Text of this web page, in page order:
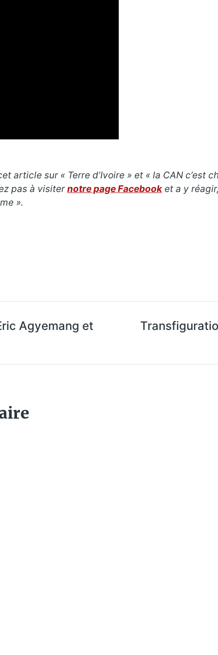
article sur « Terre d’Ivoire » et « la CAN c’est
pas à visiternotre page Facebooket a y
».
Agyemang et